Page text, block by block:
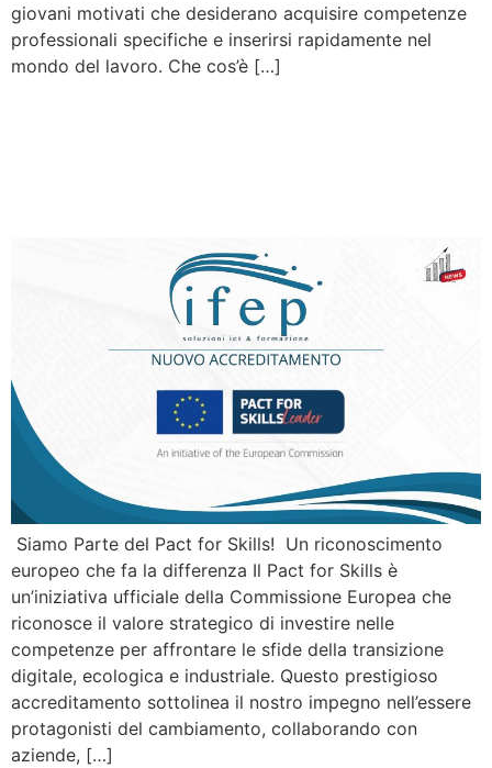
giovani motivati che desiderano acquisire competenze
professionali specifiche e inserirsi rapidamente nel
mondo del lavoro. Che cos’è […]
Siamo Parte del Pact for Skills! Un riconoscimento
europeo che fa la differenza Il Pact for Skills è
un’iniziativa ufficiale della Commissione Europea che
riconosce il valore strategico di investire nelle
competenze per affrontare le sfide della transizione
digitale, ecologica e industriale. Questo prestigioso
accreditamento sottolinea il nostro impegno nell’essere
protagonisti del cambiamento, collaborando con
aziende, […]